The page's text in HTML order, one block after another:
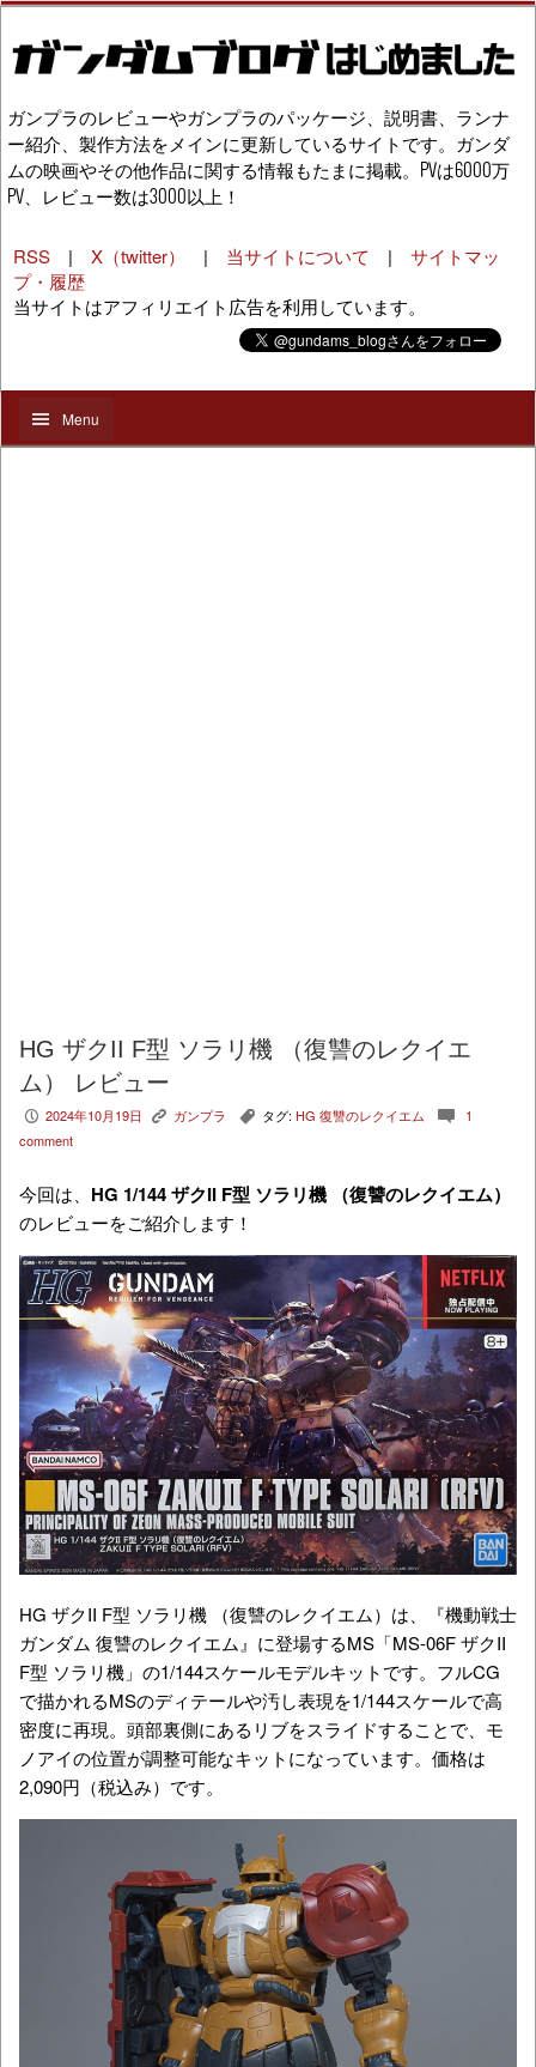
ガンプラのレビューやガンプラのパッケージ、説明書、ランナ
ー紹介、製作方法をメインに更新しているサイトです。ガンダ
ムの映画やその他作品に関する情報もたまに掲載。PVは6000万
PV、レビュー数は3000以上！
RSS | X（twitter） | 当サイトについて | サイトマッ
プ・履歴
当サイトはアフィリエイト広告を利用しています。
Menu
HG ザクII F型 ソラリ機 （復讐のレクイエ
ム） レビュー
P 2024年10月19日 K ガンプラ , タグ: HG 復讐のレクイエム c
1
comment
今回は、 HG 1/144 ザクII F型 ソラリ機 （復讐のレクイエム）
のレビューをご紹介します！
HG ザクII F型 ソラリ機 （復讐のレクイエム）は、
『機動戦士
ガンダム 復讐のレクイエム』 に登場するMS「MS-06FザクII
F型 ソラリ機 」の1/144スケールモデルキットです。 フルCG
で描かれるMSのディテールや汚し表現を1/144スケールで高
密度に再現。 頭部裏側にあるリブをスライドすることで、モ
ノアイの位置が調整可能なキットになっています。価格は
2,090円 （税込み）です。